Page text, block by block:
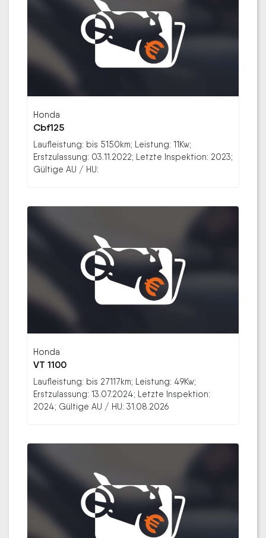
Honda
Cbf125
Laufleistung: bis 5150km; Leistung: 11Kw;
Erstzulassung: 03.11.2022; Letzte Inspektion: 2023;
Gültige AU / HU:
Honda
VT 1100
Laufleistung: bis 27117km; Leistung: 49Kw;
Erstzulassung: 13.07.2024; Letzte Inspektion:
2024; Gültige AU / HU: 31.08.2026